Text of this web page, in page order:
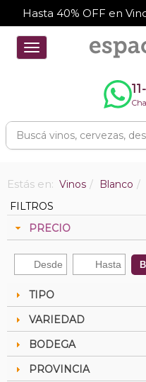
Hasta 40% OFF en
Toggle
navigation
Estás en: Vinos Blanco
FILTROS
PRECIO
TIPO
VARIEDAD
BODEGA
PROVINCIA